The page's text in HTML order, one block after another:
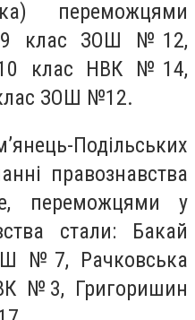
переможцями
9 клас ЗОШ №12,
10 клас НВК №14,
ЗОШ №12.
Подільських
правознавства
переможцями у
стали: Бакай
№7, Рачковська
№3, Григоришин